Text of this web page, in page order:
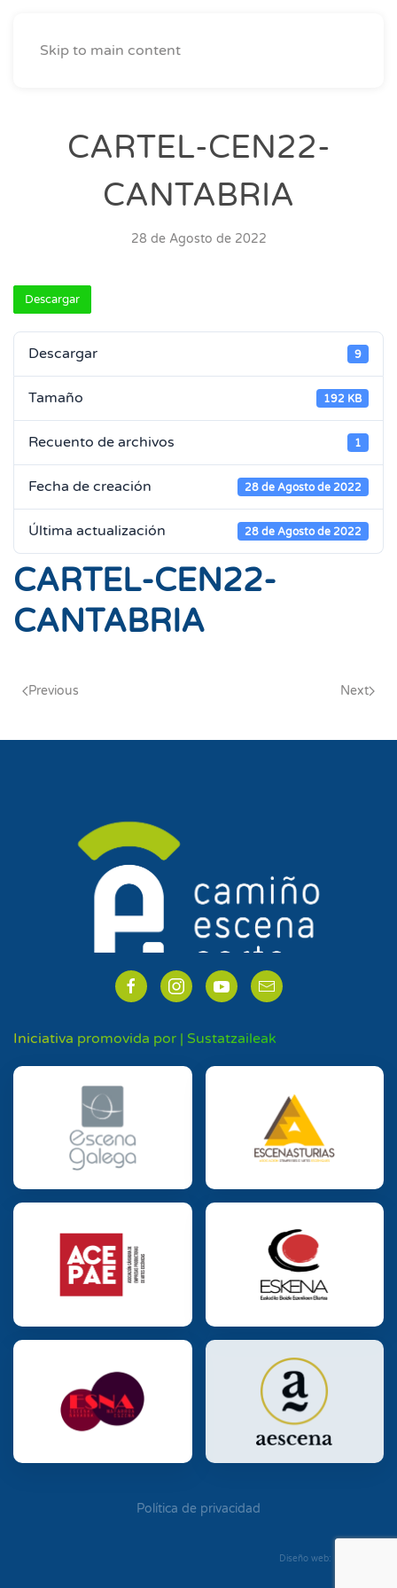
Skip to main content
CARTEL-CEN22-
CANTABRIA
28 de Agosto de 2022
Descargar
Descargar 9
Tamaño 192 KB
Recuento de archivos 1
Fecha de creación 28 de Agosto de 2022
Última actualización 28 de Agosto de 2022
CARTEL-CEN22-
CANTABRIA
Previous Next
Iniciativa promovida por | Sustatzaileak
Política de privacidad
Diseño web: Diego Seixo